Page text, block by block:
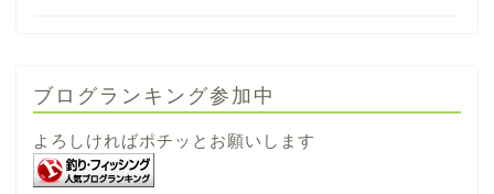
ブログランキング参加中
よろしければポチッとお願いします